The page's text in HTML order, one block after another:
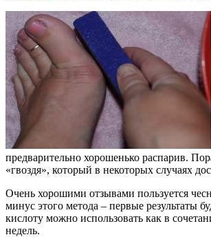
предварительно хорошенько распарив.
«гвоздя», который в некоторых случаях
Очень хорошими отзывами пользуется
минус этого метода – первые результаты
кислоту можно использовать как в
недель.